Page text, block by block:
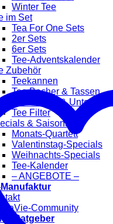
Winter Tee
im Set
Tea For One Sets
2er Sets
6er Sets
Tee-Adventskalender
Zubehör
Teekannen
Tee Becher & Tassen
Teewärmer & Untersetzer
Tee Filter
& Saisonal
Monats-Quartett
Valentinstag-Specials
Weihnachts-Specials
Tee-Kalender
– ANGEBOTE –
Manufaktur
Community
& Ratgeber